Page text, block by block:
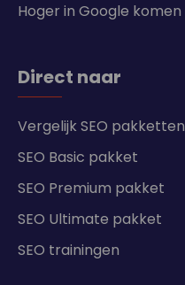
Hoger in Google komen
Direct naar
Vergelijk SEO pakketten
SEO Basic pakket
SEO Premium pakket
SEO Ultimate pakket
SEO trainingen